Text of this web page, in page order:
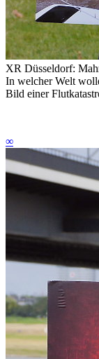
XR Düsseldorf:
In welcher Welt
Bild einer
∞